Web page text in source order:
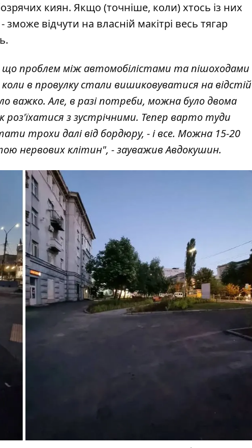
киян. Якщо (точніше, коли) хтось із них
відчути на власній макітрі весь тягар
проблем між автомобілістами та пішоходами
в провулку стали вишиковуватися на відстій
Але, в разі потреби, можна було двома
з зустрічними. Тепер варто туди
трохи далі від бордюру, - і все. Можна 15-20
нервових клітин", - зауважив Авдокушин.